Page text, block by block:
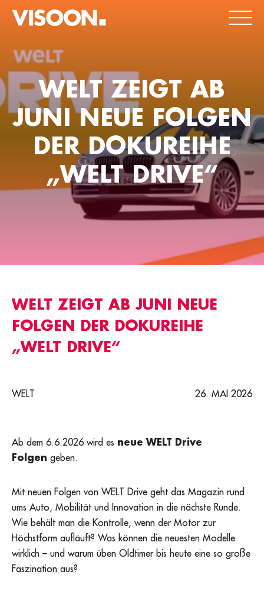
WELT ZEIGT AB
JUNI NEUE FOLGEN
DER DOKUREIHE
„WELT DRIVE“
WELT ZEIGT AB JUNI NEUE
FOLGEN DER DOKUREIHE
„WELT DRIVE“
WELT 26. MAI 2026
Ab dem 6.6.2026 wird es neue WELT Drive
Folgen geben.
Mit neuen Folgen von WELT Drive geht das Magazin rund
ums Auto, Mobilität und Innovation in die nächste Runde.
Wie behält man die Kontrolle, wenn der Motor zur
Höchstform aufläuft? Was können die neuesten Modelle
wirklich – und warum üben Oldtimer bis heute eine so große
Faszination aus?